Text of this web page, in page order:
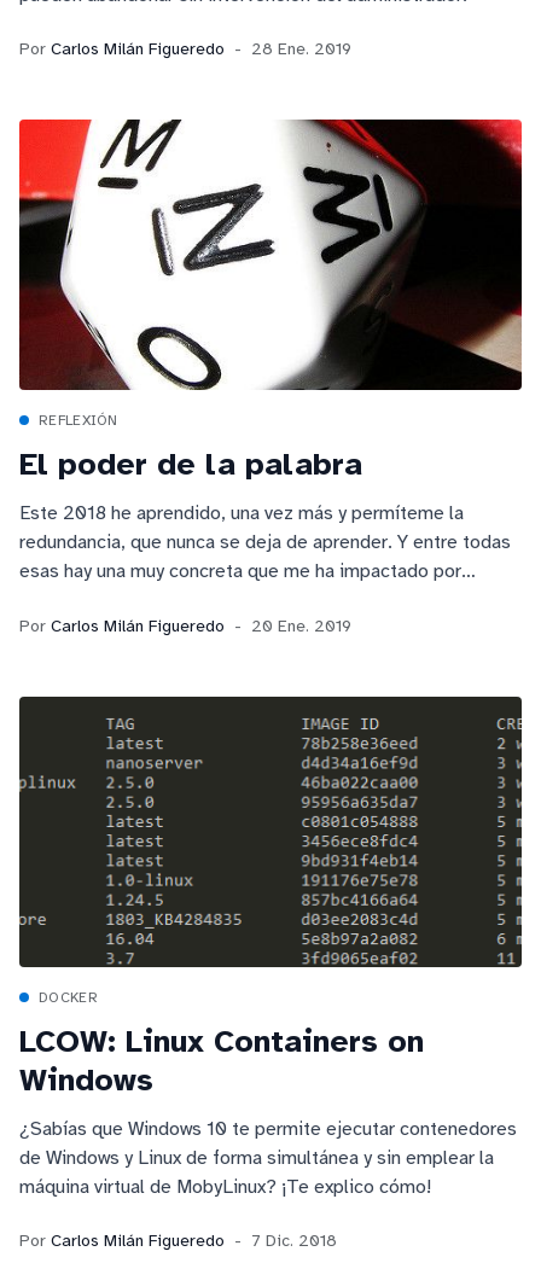
Por Carlos Milán Figueredo 28 Ene. 2019
REFLEXIÓN
El poder de la palabra
Este 2018 he aprendido, una vez más y permíteme la
redundancia, que nunca se deja de aprender. Y entre todas
esas hay una muy concreta que me ha impactado por
Por Carlos Milán Figueredo 20 Ene. 2019
DOCKER
LCOW: Linux Containers on
Windows
¿Sabías que Windows 10 te permite ejecutar contenedores
de Windows y Linux de forma simultánea y sin emplear la
máquina virtual de MobyLinux? ¡Te explico cómo!
Por Carlos Milán Figueredo 7 Dic. 2018